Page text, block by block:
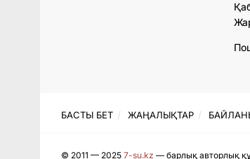
БАСТЫ БЕТ ЖАҢАЛЫҚТАР
© 2011 — 2025 7-su.kz — барлық авторлық